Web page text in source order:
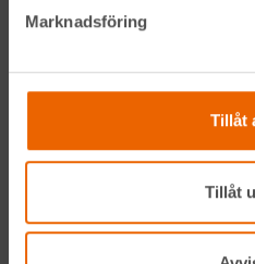
Marknadsföring
Tillåt
Tillåt
Bli kund
HLL x Maskinera